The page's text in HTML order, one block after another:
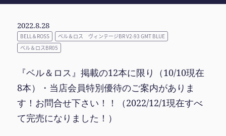
2022.8.28
BELL＆ROSS
ベル＆ロス ヴィンテージBR V2-93 GMT BLUE
ベル＆ロスBR05
『ベル＆ロス』掲載の12本に限り（10/10現在
8本）・当店会員特別優待のご案内がありま
す！お問合せ下さい！！（2022/12/1現在すべ
て完売になりました！）